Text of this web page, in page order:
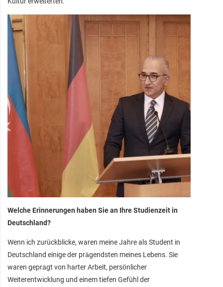
Welche Erinnerungen haben Sie an Ihre Studienzeit in
Deutschland?
Wenn ich zurückblicke, waren meine Jahre als Student in
Deutschland einige der prägendsten meines Lebens. Sie
waren geprägt von harter Arbeit, persönlicher
Weiterentwicklung und einem tiefen Gefühl der